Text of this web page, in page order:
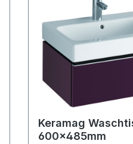
Keramag
600x485mm